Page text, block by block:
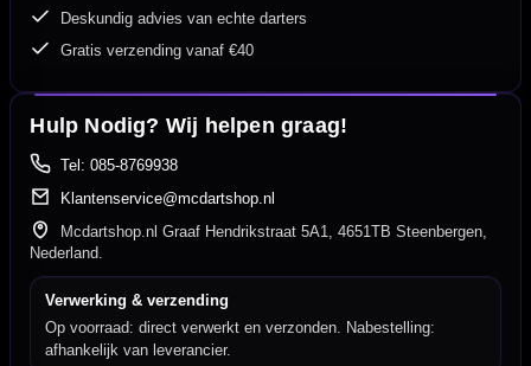
Deskundig advies van echte darters
Gratis verzending vanaf €40
Hulp Nodig? Wij helpen graag!
Tel: 085-8769938
Klantenservice@mcdartshop.nl
Mcdartshop.nl Graaf Hendrikstraat 5A1, 4651TB Steenbergen,
Nederland.
Verwerking & verzending
Op voorraad: direct verwerkt en verzonden. Nabestelling:
afhankelijk van leverancier.